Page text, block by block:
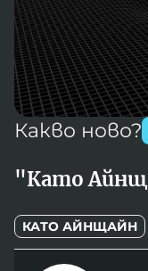
Новините
Приказки
Песнички
Искри
Интересен
Нашите
Фантазирай
Приказки
История на
Музикална
Игри
Кои сме
За вас,
Какво ново?
"Като
КАТО АЙНЩАЙН